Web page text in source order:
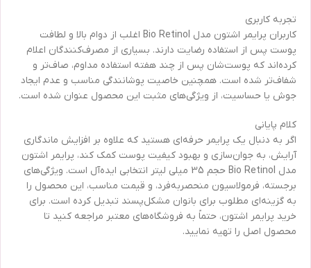
تجربه کاربری
کاربران پرایمر اشتون مدل Bio Retinol اغلب از دوام بالا و لطافت
پوست پس از استفاده رضایت دارند. بسیاری از مصرف‌کنندگان اعلام
کرده‌اند که پوست‌شان پس از چند هفته استفاده مداوم، صاف‌تر و
شفاف‌تر شده است. همچنین خاصیت پوشانندگی مناسب و عدم ایجاد
جوش یا حساسیت، از ویژگی‌های مثبت این محصول عنوان شده است.
کلام پایانی
اگر به دنبال یک پرایمر حرفه‌ای هستید که علاوه بر افزایش ماندگاری
آرایش، به جوان‌سازی و بهبود کیفیت پوست کمک کند، پرایمر اشتون
مدل Bio Retinol حجم 35 میلی لیتر انتخابی ایده‌آل است. ویژگی‌های
برجسته، فرمولاسیون منحصربه‌فرد، و قیمت مناسب، این محصول را
به گزینه‌ای مطلوب برای بانوان مشکل‌پسند تبدیل کرده است. برای
خرید پرایمر اشتون، حتماً به فروشگاه‌های معتبر مراجعه کنید تا
محصول اصل را تهیه نمایید.